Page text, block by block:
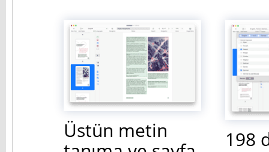
Üstün metin
198